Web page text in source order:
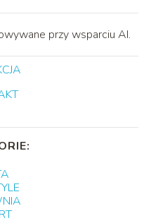
przy wsparciu AI.